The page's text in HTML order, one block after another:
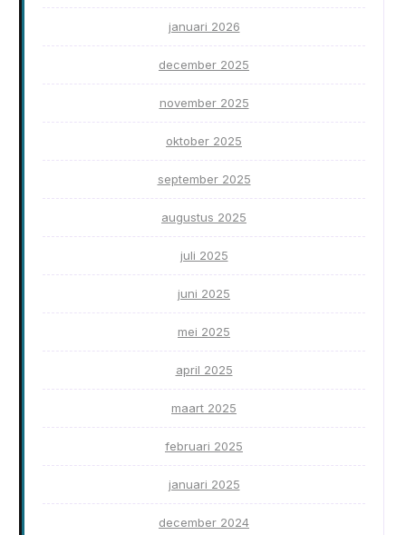
januari 2026
december 2025
november 2025
oktober 2025
september 2025
augustus 2025
juli 2025
juni 2025
mei 2025
april 2025
maart 2025
februari 2025
januari 2025
december 2024